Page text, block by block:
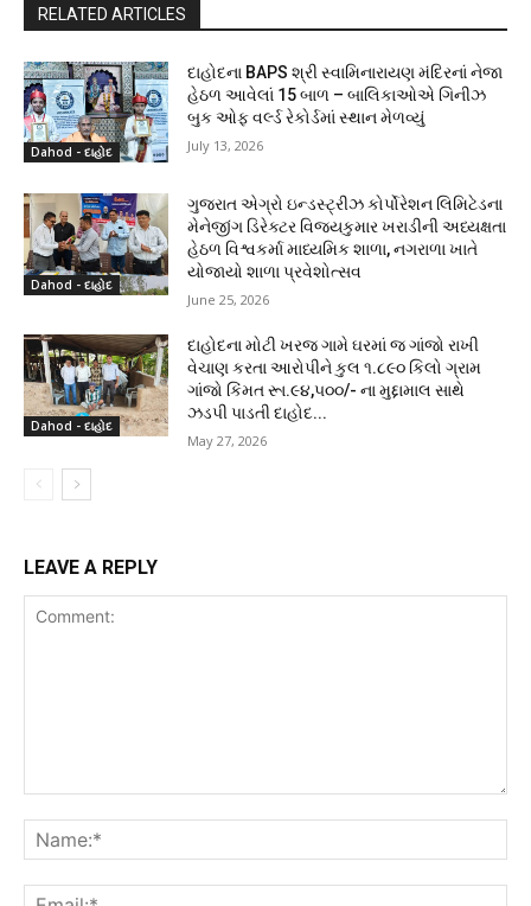
RELATED ARTICLES
Dahod - દાહોદ
દાહોદના BAPS શ્રી સ્વામિનારાયણ મંદિરનાં નેજા
હેઠળ આવેલાં 15 બાળ – બાલિકાઓએ ગિનીઝ
બુક ઓફ વર્લ્ડ રેકોર્ડમાં સ્થાન મેળવ્યું
July 13, 2026
Dahod - દાહોદ
ગુજરાત એગ્રો ઇન્ડસ્ટ્રીઝ કોર્પોરેશન લિમિટેડના
મેનેજીંગ ડિરેક્ટર વિજયકુમાર ખરાડીની અધ્યક્ષતા
હેઠળ વિશ્વકર્મા માધ્યમિક શાળા, નગરાળા ખાતે
યોજાયો શાળા પ્રવેશોત્સવ
June 25, 2026
Dahod - દાહોદ
દાહોદના મોટી ખરજ ગામે ઘરમાં જ ગાંજો રાખી
વેચાણ કરતા આરોપીને કુલ ૧.૮૯૦ કિલો ગ્રામ
ગાંજો કિંમત રૂા.૯૪,૫૦૦/- ના મુદ્દામાલ સાથે
ઝડપી પાડતી દાહોદ...
May 27, 2026
LEAVE A REPLY